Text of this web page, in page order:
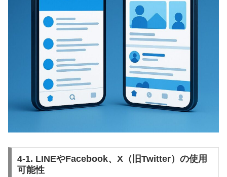
4-1. LINEやFacebook、X（旧Twitter）の使用
可能性